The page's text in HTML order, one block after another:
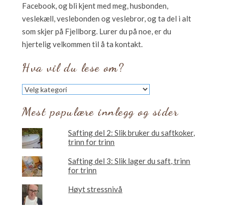
Facebook, og bli kjent med meg, husbonden,
veslekæll, veslebonden og veslebror, og ta del i alt
som skjer på Fjellborg. Lurer du på noe, er du
hjertelig velkommen til å ta kontakt.
Hva vil du lese om?
Hva
vil
du
lese
Mest populære innlegg og sider
Safting del 2: Slik bruker du saftkoker,
trinn for trinn
Safting del 3: Slik lager du saft, trinn
for trinn
Høyt stressnivå